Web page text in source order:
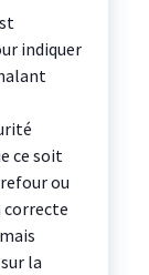
indiquer
ce soit
ou
correcte
la